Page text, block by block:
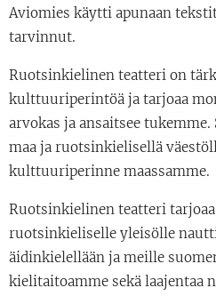
Aviomies käytti apunaan
tarvinnut.
Ruotsinkielinen teatteri on
kulttuuriperintöä ja tarjoaa
arvokas ja ansaitsee
maa ja ruotsinkielisellä
kulttuuriperinne maassamme.
Ruotsinkielinen teatteri
ruotsinkieliselle yleisölle
äidinkielellään ja meille
kielitaitoamme sekä laajentaa